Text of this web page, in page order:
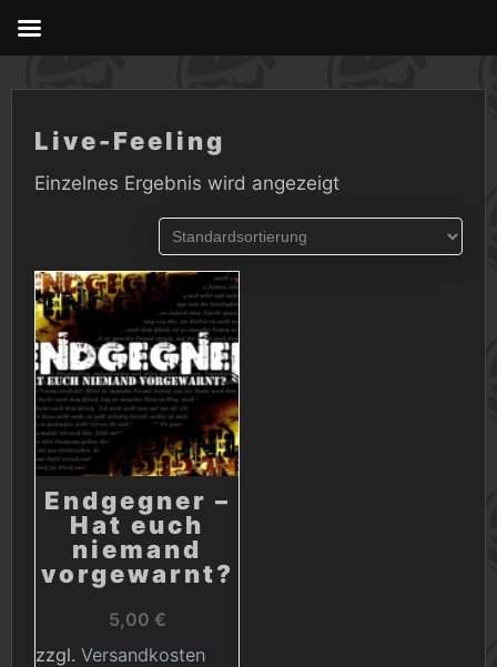
Live-Feeling
Einzelnes Ergebnis wird angezeigt
Endgegner –
Hat euch
niemand
vorgewarnt?
5,00 €
zzgl. Versandkosten